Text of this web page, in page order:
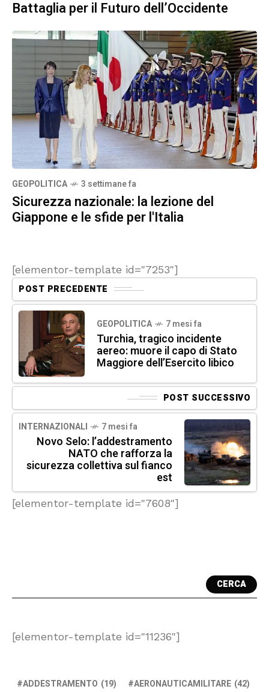
Battaglia per il Futuro dell’Occidente
GEOPOLITICA 3 settimane fa
Sicurezza nazionale: la lezione del
Giappone e le sfide per l'Italia
[elementor-template id="7253"]
POST PRECEDENTE
GEOPOLITICA 7 mesi fa
Turchia, tragico incidente
aereo: muore il capo di Stato
Maggiore dell’Esercito libico
POST SUCCESSIVO
INTERNAZIONALI 7 mesi fa
Novo Selo: l’addestramento
NATO che rafforza la
sicurezza collettiva sul fianco
est
[elementor-template id="7608"]
CERCA
[elementor-template id="11236"]
ADDESTRAMENTO (19) AERONAUTICAMILITARE (42)